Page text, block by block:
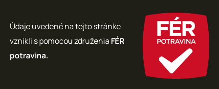
Údaje uvedené na tejto stránke
vznikli s pomocou združenia FÉR
potravina.